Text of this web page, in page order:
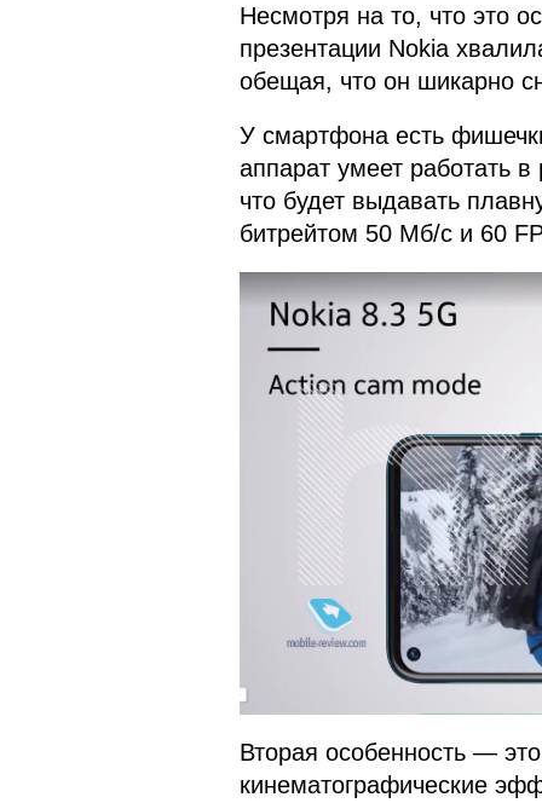
Несмотря на то, что это
презентации Nokia
обещая, что он шикарно
У смартфона есть
аппарат умеет работать
что будет выдавать
битрейтом 50 Мб/с и 60
Вторая особенность —
кинематографические